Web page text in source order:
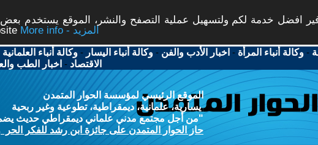
افضل خدمة لكم ولتسهيل عملية التصفح والنشر، الموقع يستخدم
More info - المزيد
-وكالة أنباء المرأة - اخبار الأدب والفن -وكالة أنباء اليسار -وكالة أنباء العلمانية
الاقتصاد - اخبار الطب
الموقع الرئيسي لمؤسسة الحوار المتمدن
يسارية، علمانية، ديمقراطية، تطوعية وغير ربحية
"من أجل مجتمع مدني علماني ديمقراطي حديث يضمن
حاز الحوار المتمدن على جائزة ابن رشد للفكر الحر